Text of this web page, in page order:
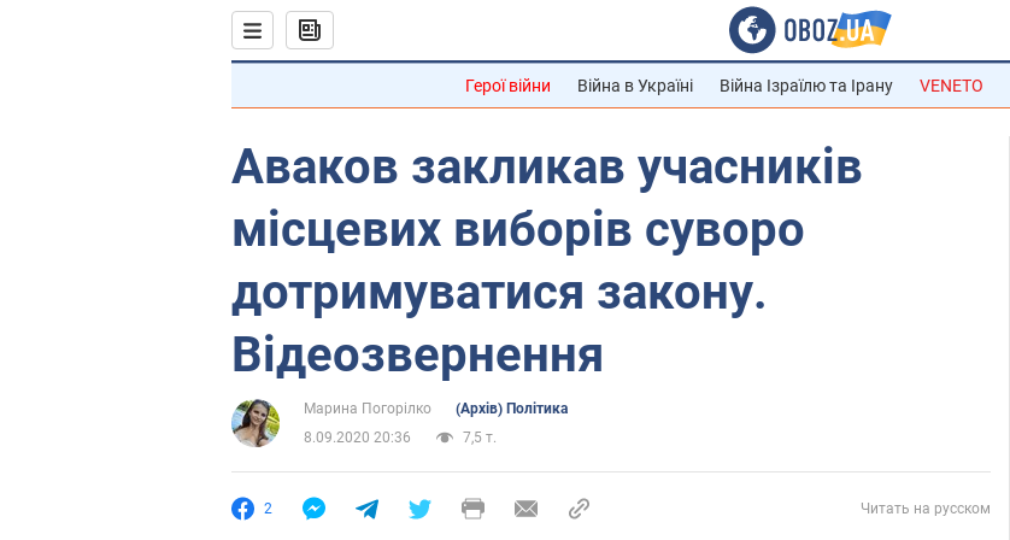
Герої війни Війна в Україні Війна Ізраїлю та Ірану VENETO
Аваков закликав учасників
місцевих виборів суворо
дотримуватися закону.
Відеозвернення
Марина Погорілко
(Архів) Політика
8.09.2020 20:36
7,5 т.
2 Читать на русском